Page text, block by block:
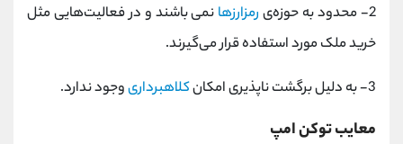
2- محدود به حوزه‌ی
رمزارزها نمی باشند و در فعالیت‌هایی مثل
خرید ملک مورد استفاده قرار می‌گیرند.
3- به دلیل برگشت ناپذیری امکان
کلاهبرداریوجود ندارد.
معایب توکن امپ